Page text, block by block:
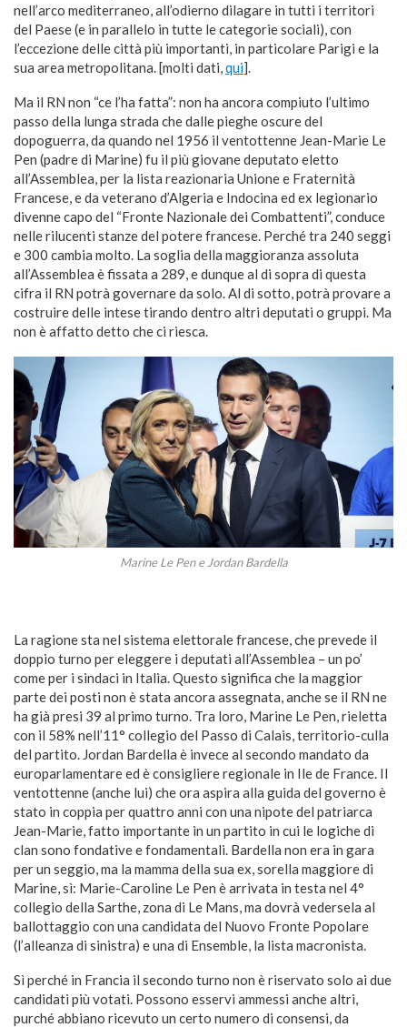
nell’arco mediterraneo, all’odierno dilagare in tutti i territori
del Paese (e in parallelo in tutte le categorie sociali), con
l’eccezione delle città più importanti, in particolare Parigi e la
sua area metropolitana. [molti dati,qui].
Ma il RN non “ce l’ha fatta”: non ha ancora compiuto l’ultimo
passo della lunga strada che dalle pieghe oscure del
dopoguerra, da quando nel 1956 il ventottenne Jean-Marie Le
Pen (padre di Marine) fu il più giovane deputato eletto
all’Assemblea, per la lista reazionaria Unione e Fraternità
Francese, e da veterano d’Algeria e Indocina ed ex legionario
divenne capo del “Fronte Nazionale dei Combattenti”, conduce
nelle rilucenti stanze del potere francese. Perché tra 240 seggi
e 300 cambia molto. La soglia della maggioranza assoluta
all’Assemblea è fissata a 289, e dunque al di sopra di questa
cifra il RN potrà governare da solo. Al di sotto, potrà provare a
costruire delle intese tirando dentro altri deputati o gruppi. Ma
non è affatto detto che ci riesca.
Marine Le Pen e Jordan Bardella
La ragione sta nel sistema elettorale francese, che prevede il
doppio turno per eleggere i deputati all’Assemblea – un po’
come per i sindaci in Italia. Questo significa che la maggior
parte dei posti non è stata ancora assegnata, anche se il RN ne
ha già presi 39 al primo turno. Tra loro, Marine Le Pen, rieletta
con il 58% nell’11° collegio del Passo di Calais, territorio-culla
del partito. Jordan Bardella è invece al secondo mandato da
europarlamentare ed è consigliere regionale in Ile de France. Il
ventottenne (anche lui) che ora aspira alla guida del governo è
stato in coppia per quattro anni con una nipote del patriarca
Jean-Marie, fatto importante in un partito in cui le logiche di
clan sono fondative e fondamentali. Bardella non era in gara
per un seggio, ma la mamma della sua ex, sorella maggiore di
Marine, sì: Marie-Caroline Le Pen è arrivata in testa nel 4°
collegio della Sarthe, zona di Le Mans, ma dovrà vedersela al
ballottaggio con una candidata del Nuovo Fronte Popolare
(l’alleanza di sinistra) e una di Ensemble, la lista macronista.
Sì perché in Francia il secondo turno non è riservato solo ai due
candidati più votati. Possono esservi ammessi anche altri,
purché abbiano ricevuto un certo numero di consensi, da